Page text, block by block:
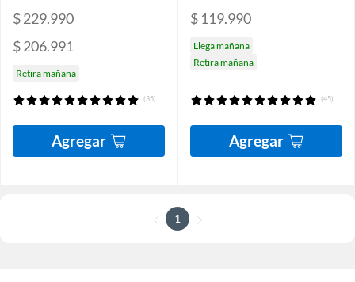
$ 229.990
$ 206.991
Retira mañana
(35)
Agregar
$ 119.990
Llega mañana
Retira mañana
(45)
Agregar
1